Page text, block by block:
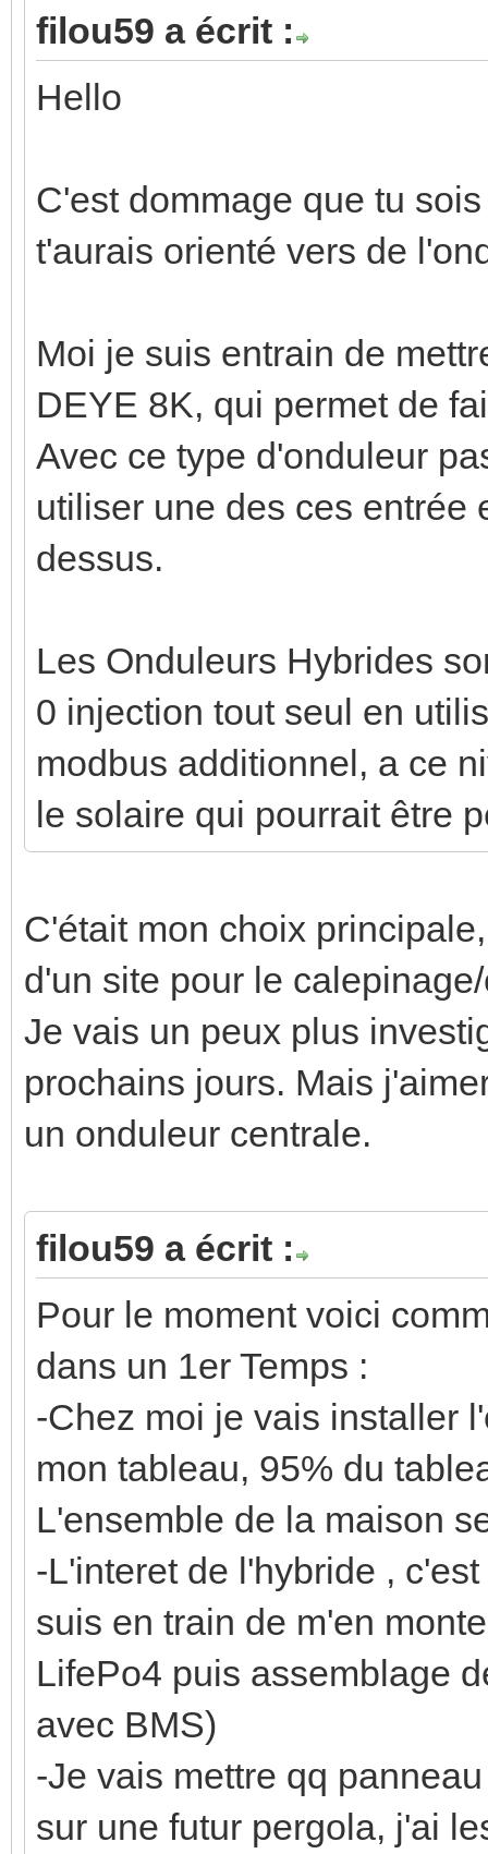
filou59 a écrit :
Hello
C'est dommage que tu
t'aurais orienté vers de
Moi je suis entrain de
DEYE 8K, qui permet de
Avec ce type d'onduleur
utiliser une des ces entrée
dessus.
Les Onduleurs Hybrides
0 injection tout seul en
modbus additionnel, a ce
le solaire qui pourrait être
C'était mon choix
d'un site pour le
Je vais un peux plus
prochains jours. Mais
un onduleur centrale.
filou59 a écrit :
Pour le moment voici
dans un 1er Temps :
-Chez moi je vais installer
mon tableau, 95% du
L'ensemble de la maison
-L'interet de l'hybride ,
suis en train de m'en
LifePo4 puis assemblage
avec BMS)
-Je vais mettre qq
sur une futur pergola, j'ai